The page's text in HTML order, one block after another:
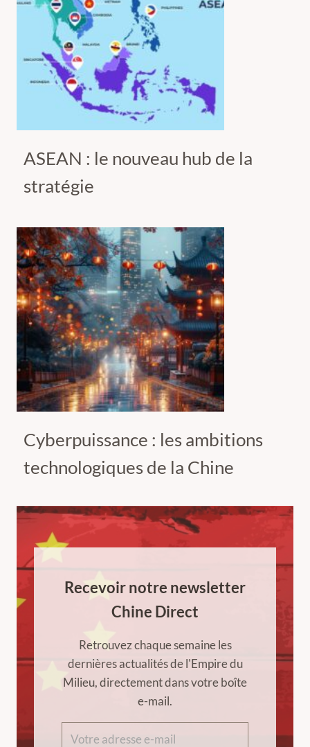
ASEAN : le nouveau hub de la
stratégie
Cyberpuissance : les ambitions
technologiques de la Chine
Recevoir notre newsletter
Chine Direct
Retrouvez chaque semaine les
dernières actualités de l'Empire du
Milieu, directement dans votre boîte
e-mail.